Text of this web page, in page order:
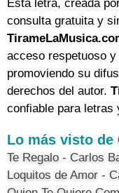
Esta letra, creada
consulta gratuita y
acceso respetuoso
promoviendo su
derechos del autor.
confiable para letras
Lo más visto de
Te Regalo - Carlos
Loquitos de Amor -